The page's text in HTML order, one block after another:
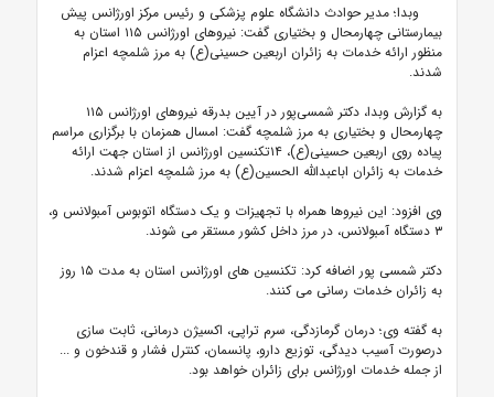
وبدا؛ مدیر حوادث دانشگاه علوم پزشکی و رئیس مرکز اورژانس پیش
بیمارستانی چهارمحال و بختیاری گفت: نیروهای اورژانس ۱۱۵ استان به
منظور ارائه خدمات به زائران اربعین حسینی(ع) به مرز شلمچه اعزام
شدند.
به گزارش وبدا، دکتر شمسی‌پور در آیین بدرقه نیروهای اورژانس ۱۱۵
چهارمحال و بختیاری به مرز شلمچه گفت: امسال همزمان با برگزاری مراسم
پیاده روی اربعین حسینی(ع)، ۱۴تکنسین اورژانس از استان جهت ارائه
خدمات به زائران اباعبدالله الحسین(ع) به مرز شلمچه اعزام شدند.
وی افزود: این نیروها همراه با تجهیزات و یک دستگاه اتوبوس آمبولانس و،
۳ دستگاه آمبولانس، در مرز داخل کشور مستقر می شوند.
دکتر شمسی پور اضافه کرد: تکنسین های اورژانس استان به مدت ۱۵ روز
به زائران خدمات رسانی می کنند.
به گفته وی؛ درمان گرمازدگی، سرم تراپی، اکسیژن درمانی، ثابت سازی
درصورت آسیب دیدگی، توزیع دارو، پانسمان، کنترل فشار و قندخون و ...
از جمله خدمات اورژانس برای زائران خواهد بود.